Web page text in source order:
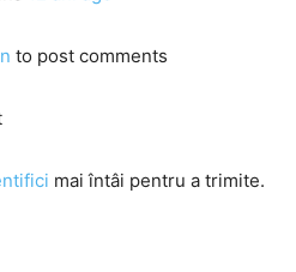
to post comments
mai întâi pentru a trimite.